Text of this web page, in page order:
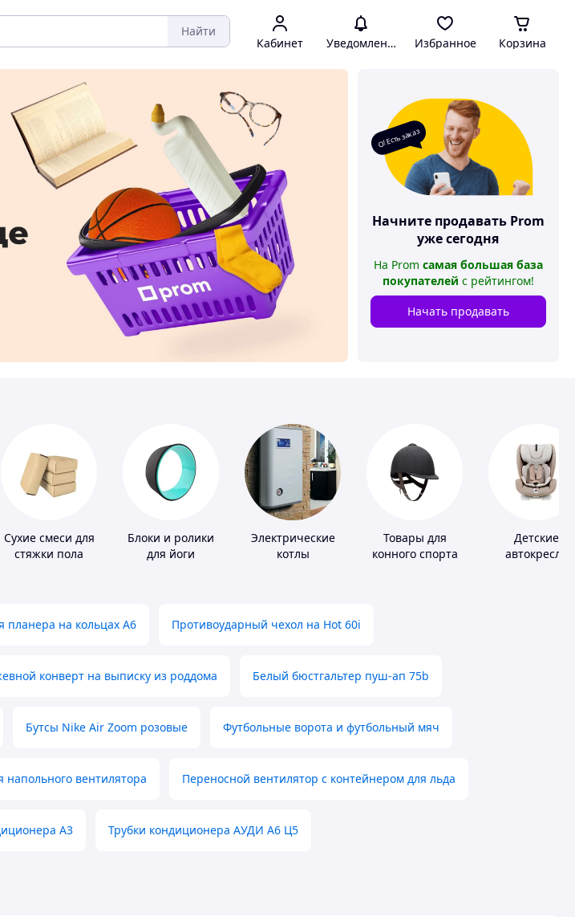
Найти
Кабинет Уведомления Избранное Корзина
О! Есть заказ
Начните продавать Prom
уже сегодня
На Prom самая большая база
покупателей с рейтингом!
Начать продавать
Сухие смеси для
стяжки пола
Блоки и ролики
для йоги
Электрические
котлы
Товары для
конного спорта
Детские
автокресла
планера на кольцах А6 Противоударный чехол на Hot 60i
конверт на выписку из роддома Белый бюстгальтер пуш-ап 75b
Бутсы Nike Air Zoom розовые Футбольные ворота и футбольный мяч
напольного вентилятора Переносной вентилятор с контейнером для льда
А3 Трубки кондиционера АУДИ А6 Ц5